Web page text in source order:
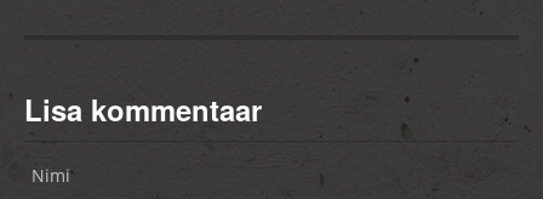
Lisa kommentaar
Nimi